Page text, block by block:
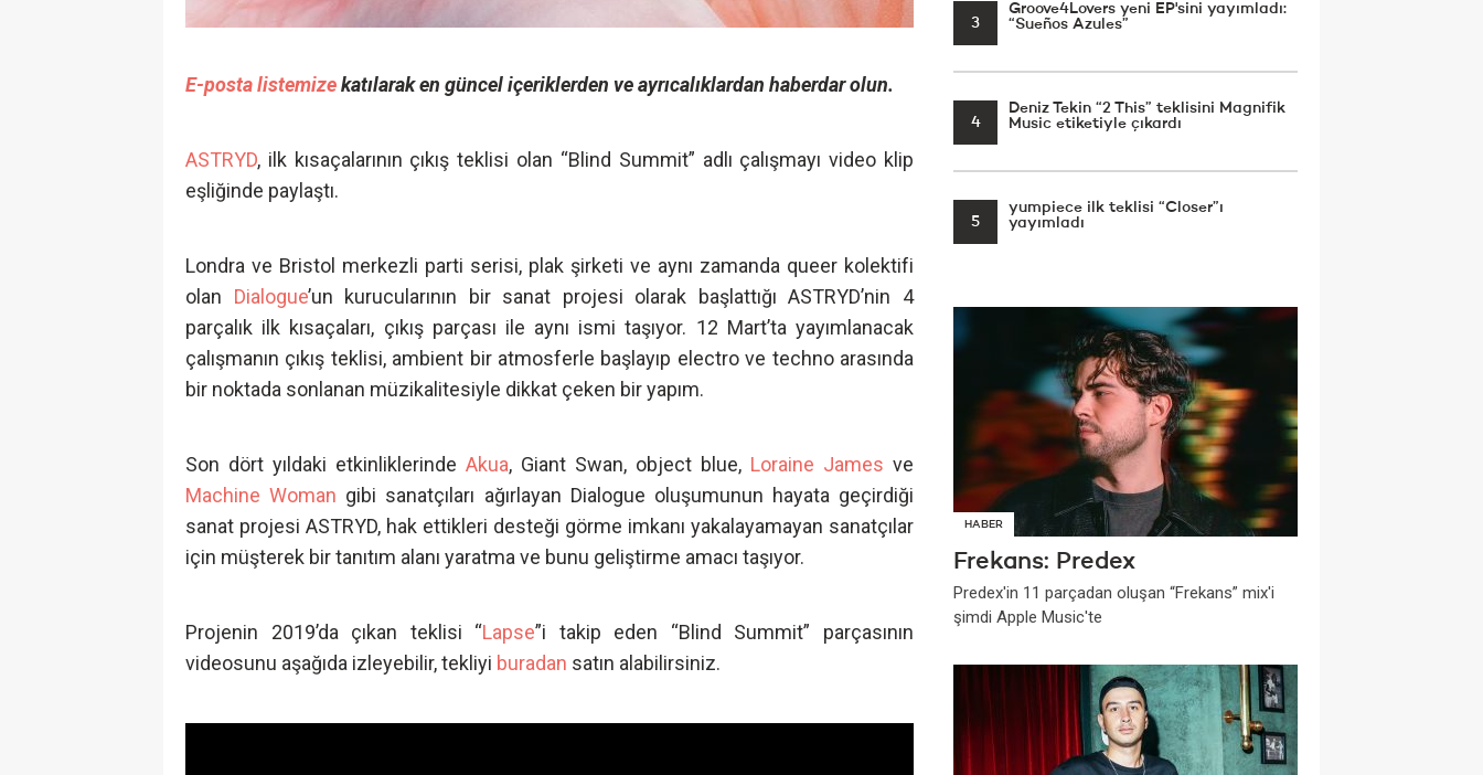
E-posta listemizekatılarak en güncel içeriklerden ve ayrıcalıklardan haberdar olun.
ASTRYD, ilk kısaçalarının çıkış teklisi olan “Blind Summit” adlı çalışmayı video klip
eşliğinde paylaştı.
Londra ve Bristol merkezli parti serisi, plak şirketi ve aynı zamanda queer kolektifi
olan Dialogue’un kurucularının bir sanat projesi olarak başlattığı ASTRYD’nin 4
parçalık ilk kısaçaları, çıkış parçası ile aynı ismi taşıyor. 12 Mart’ta yayımlanacak
çalışmanın çıkış teklisi, ambient bir atmosferle başlayıp electro ve techno arasında
bir noktada sonlanan müzikalitesiyle dikkat çeken bir yapım.
Son dört yıldaki etkinliklerinde Akua, Giant Swan, object blue, Loraine James ve
Machine Woman gibi sanatçıları ağırlayan Dialogue oluşumunun hayata geçirdiği
sanat projesi ASTRYD, hak ettikleri desteği görme imkanı yakalayamayan sanatçılar
için müşterek bir tanıtım alanı yaratma ve bunu geliştirme amacı taşıyor.
Projenin 2019’da çıkan teklisi “Lapse”i takip eden “Blind Summit” parçasının
videosunu aşağıda izleyebilir, tekliyi buradan satın alabilirsiniz.
3
Groove4Lovers yeni EP'sini yayımladı:
“Sueños Azules”
4
Deniz Tekin “2 This” teklisini Magnifik
Music etiketiyle çıkardı
5
yumpiece ilk teklisi “Closer”ı
yayımladı
HABER
Frekans: Predex
Predex'in 11 parçadan oluşan “Frekans” mix'i
şimdi Apple Music'te